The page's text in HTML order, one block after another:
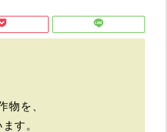
物を、
す。